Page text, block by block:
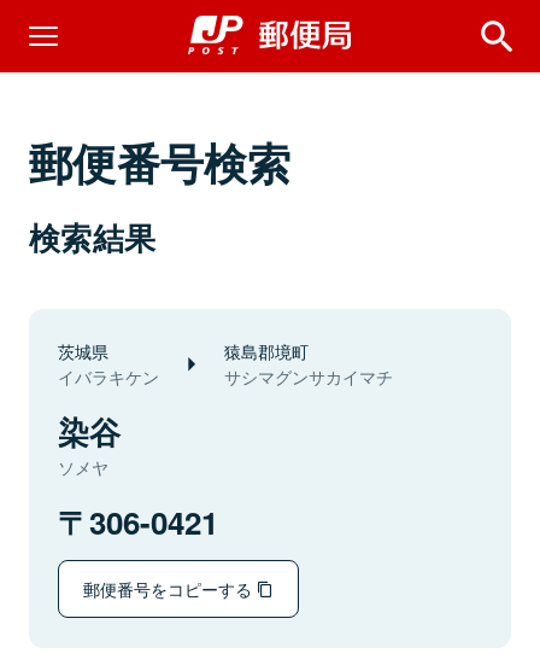
郵便番号検索
検索結果
茨城県
イバラキケン
猿島郡境町
サシマグンサカイマチ
染谷
ソメヤ
306-0421
郵便番号をコピーする